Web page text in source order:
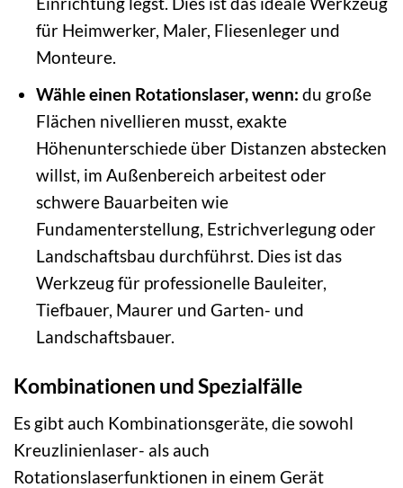
für Heimwerker, Maler, Fliesenleger und
Monteure.
Wähle einen Rotationslaser, wenn: du große
Flächen nivellieren musst, exakte
Höhenunterschiede über Distanzen abstecken
willst, im Außenbereich arbeitest oder
schwere Bauarbeiten wie
Fundamenterstellung, Estrichverlegung oder
Landschaftsbau durchführst. Dies ist das
Werkzeug für professionelle Bauleiter,
Tiefbauer, Maurer und Garten- und
Landschaftsbauer.
Kombinationen und Spezialfälle
Es gibt auch Kombinationsgeräte, die sowohl
Kreuzlinienlaser- als auch
Rotationslaserfunktionen in einem Gerät